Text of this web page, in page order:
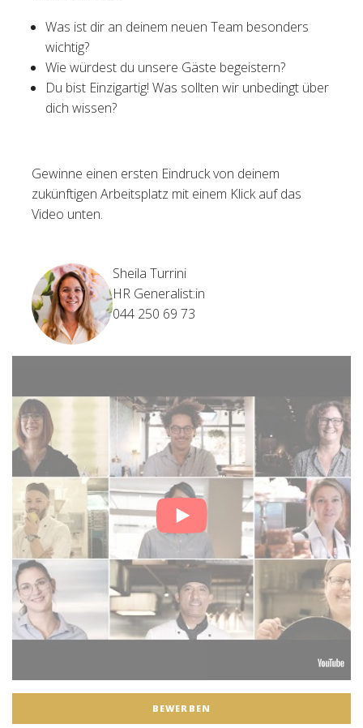
Was ist dir an deinem neuen Team besonders
wichtig?
Wie würdest du unsere Gäste begeistern?
Du bist Einzigartig! Was sollten wir unbedingt über
dich wissen?
Gewinne einen ersten Eindruck von deinem
zukünftigen Arbeitsplatz mit einem Klick auf das
Video unten.
Sheila Turrini
HR Generalist:in
044 250 69 73
BEWERBEN